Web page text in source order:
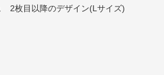
2枚目以降のデザイン(Lサイズ)